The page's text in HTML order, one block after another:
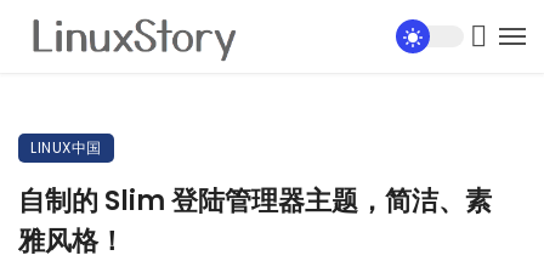
LINUX中国
自制的 Slim 登陆管理器主题，简洁、素
雅风格！